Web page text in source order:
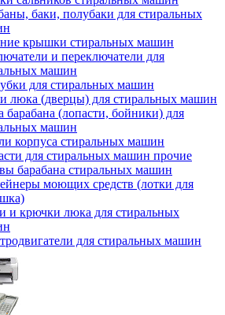
баки, полубаки для стиральных
крышки стиральных машин
и переключатели для
машин
для стиральных машин
люка (дверцы) для стиральных машин
барабана (лопасти, бойники) для
машин
корпуса стиральных машин
для стиральных машин прочие
барабана стиральных машин
моющих средств (лотки для
и крючки люка для стиральных
для стиральных машин